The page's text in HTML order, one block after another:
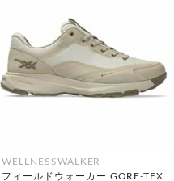
WELLNESSWALKER
フィールドウォーカー GORE-TEX